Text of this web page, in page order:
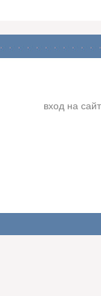
вход на сайт